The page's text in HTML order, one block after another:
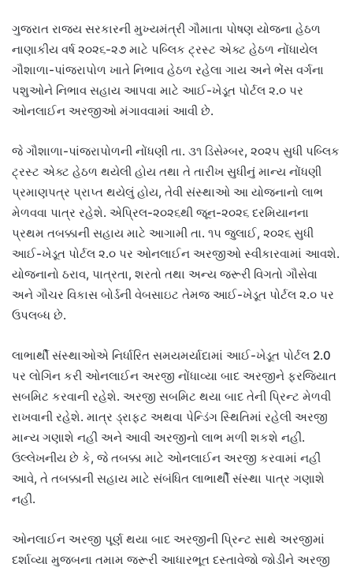
ગુજરાત રાજ્ય સરકારની મુખ્યમંત્રી ગૌમાતા પોષણ યોજના હેઠળ
નાણાકીય વર્ષ ૨૦૨૬-૨૭ માટે પબ્લિક ટ્રસ્ટ એક્ટ હેઠળ નોંધાયેલ
ગૌશાળા-પાંજરાપોળ ખાતે નિભાવ હેઠળ રહેલા ગાય અને ભેંસ વર્ગના
પશુઓને નિભાવ સહાય આપવા માટે આઈ-ખેડૂત પોર્ટલ ૨.૦ પર
ઓનલાઈન અરજીઓ મંગાવવામાં આવી છે.
જે ગૌશાળા-પાંજરાપોળની નોંધણી તા. ૩૧ ડિસેમ્બર, ૨૦૨૫ સુધી પબ્લિક
ટ્રસ્ટ એક્ટ હેઠળ થયેલી હોય તથા તે તારીખ સુધીનું માન્ય નોંધણી
પ્રમાણપત્ર પ્રાપ્ત થયેલું હોય, તેવી સંસ્થાઓ આ યોજનાનો લાભ
મેળવવા પાત્ર રહેશે. એપ્રિલ-૨૦૨૬થી જૂન-૨૦૨૬ દરમિયાનના
પ્રથમ તબક્કાની સહાય માટે આગામી તા. ૧૫ જુલાઈ, ૨૦૨૬ સુધી
આઈ-ખેડૂત પોર્ટલ ૨.૦ પર ઓનલાઈન અરજીઓ સ્વીકારવામાં આવશે.
યોજનાનો ઠરાવ, પાત્રતા, શરતો તથા અન્ય જરૂરી વિગતો ગૌસેવા
અને ગૌચર વિકાસ બોર્ડની વેબસાઇટ તેમજ આઈ-ખેડૂત પોર્ટલ ૨.૦ પર
ઉપલબ્ધ છે.
લાભાર્થી સંસ્થાઓએ નિર્ધારિત સમયમર્યાદામાં આઈ-ખેડૂત પોર્ટલ 2.0
પર લોગિન કરી ઓનલાઈન અરજી નોંધાવ્યા બાદ અરજીને ફરજિયાત
સબમિટ કરવાની રહેશે. અરજી સબમિટ થયા બાદ તેની પ્રિન્ટ મેળવી
રાખવાની રહેશે. માત્ર ડ્રાફ્ટ અથવા પેન્ડિંગ સ્થિતિમાં રહેલી અરજી
માન્ય ગણાશે નહીં અને આવી અરજીનો લાભ મળી શકશે નહીં.
ઉલ્લેખનીય છે કે, જે તબક્કા માટે ઓનલાઈન અરજી કરવામાં નહીં
આવે, તે તબક્કાની સહાય માટે સંબંધિત લાભાર્થી સંસ્થા પાત્ર ગણાશે
નહીં.
ઓનલાઈન અરજી પૂર્ણ થયા બાદ અરજીની પ્રિન્ટ સાથે અરજીમાં
દર્શાવ્યા મુજબના તમામ જરૂરી આધારભૂત દસ્તાવેજો જોડીને અરજી